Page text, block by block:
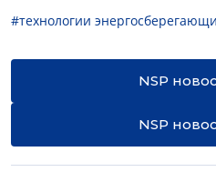
#технологии
NSP
NSP